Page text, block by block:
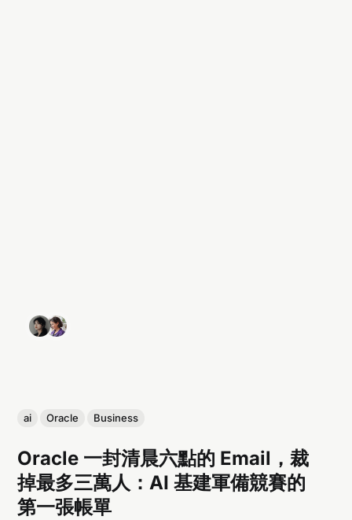
ai Oracle Business
Oracle 一封清晨六點的 Email，裁
掉最多三萬人：AI 基建軍備競賽的
第一張帳單